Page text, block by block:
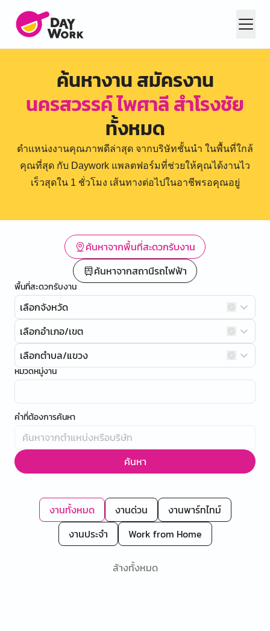
ค้นหางาน สมัครงาน
นครสวรรค์ ไพศาลี สำโรงชัย
ทั้งหมด
ตำแหน่งงานคุณภาพดีล่าสุด จากบริษัทชั้นนำ ในพื้นที่ใกล้
คุณที่สุด กับ Daywork แพลตฟอร์มที่ช่วยให้คุณได้งานไว
เร็วสุดใน 1 ชั่วโมง เส้นทางต่อไปในอาชีพรอคุณอยู่
ค้นหาจากพื้นที่สะดวกรับงาน
ค้นหาจากสถานีรถไฟฟ้า
พื้นที่สะดวกรับงาน
เลือกจังหวัด
เลือกอำเภอ/เขต
เลือกตำบล/แขวง
หมวดหมู่งาน
คำที่ต้องการค้นหา
ค้นหา
งานทั้งหมด งานด่วน
งานพาร์ทไทม์
งานประจำ
Work from Home
ล้างทั้งหมด